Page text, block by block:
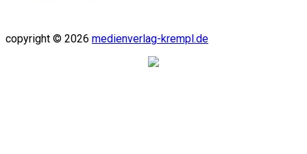
copyright © 2026 medienverlag-krempl.de